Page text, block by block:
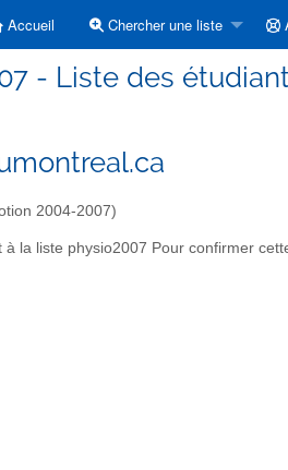
Accueil Chercher une liste
- Liste des
2004-2007)
la liste physio2007 Pour confirmer